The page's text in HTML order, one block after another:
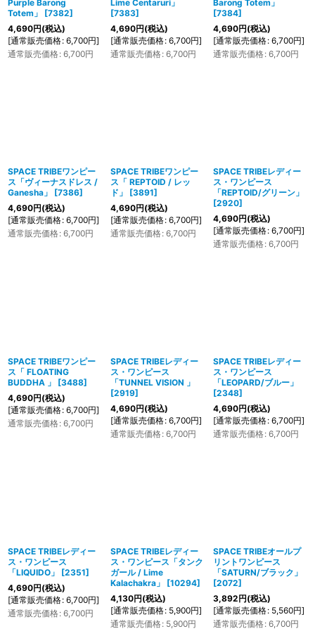
Purple Barong
Totem」
[7382]
4,690円(税込)
[通常販売価格: 6,700円]
通常販売価格: 6,700円
Lime Centaruri」
[7383]
4,690円(税込)
[通常販売価格: 6,700円]
通常販売価格: 6,700円
Barong Totem」
[7384]
4,690円(税込)
[通常販売価格: 6,700円]
通常販売価格: 6,700円
SPACE TRIBEワンピー
ス「ヴィーナスドレス /
Ganesha」
[7386]
4,690円(税込)
[通常販売価格: 6,700円]
通常販売価格: 6,700円
SPACE TRIBEワンピー
ス「 REPTOID / レッ
ド」
[3891]
4,690円(税込)
[通常販売価格: 6,700円]
通常販売価格: 6,700円
SPACE TRIBEレディー
ス・ワンピース
「REPTOID/グリーン」
[2920]
4,690円(税込)
[通常販売価格: 6,700円]
通常販売価格: 6,700円
SPACE TRIBEワンピー
ス「 FLOATING
BUDDHA 」
[3488]
4,690円(税込)
[通常販売価格: 6,700円]
通常販売価格: 6,700円
SPACE TRIBEレディー
ス・ワンピース
「TUNNEL VISION 」
[2919]
4,690円(税込)
[通常販売価格: 6,700円]
通常販売価格: 6,700円
SPACE TRIBEレディー
ス・ワンピース
「LEOPARD/ブルー」
[2348]
4,690円(税込)
[通常販売価格: 6,700円]
通常販売価格: 6,700円
SPACE TRIBEレディー
ス・ワンピース
「LIQUIDO」
[2351]
4,690円(税込)
[通常販売価格: 6,700円]
通常販売価格: 6,700円
SPACE TRIBEレディー
ス・ワンピース「タンク
ガール / Lime
Kalachakra」
[10294]
4,130円(税込)
[通常販売価格: 5,900円]
通常販売価格: 5,900円
SPACE TRIBEオールプ
リントワンピース
「SATURN/ブラック」
[2072]
3,892円(税込)
[通常販売価格: 5,560円]
通常販売価格: 6,700円